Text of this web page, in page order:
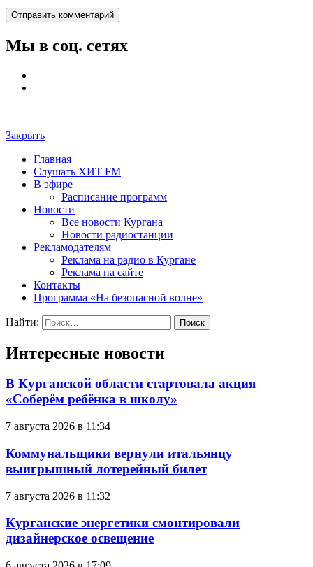
Мы в соц. сетях
Закрыть
Главная
Слушать ХИТ FM
В эфире
Расписание программ
Новости
Все новости Кургана
Новости радиостанции
Рекламодателям
Реклама на радио в Кургане
Реклама на сайте
Контакты
Программа «На безопасной волне»
Найти:
Интересные новости
В Курганской области стартовала акция
«Соберём ребёнка в школу»
7 августа 2026 в 11:34
Коммунальщики вернули итальянцу
выигрышный лотерейный билет
7 августа 2026 в 11:32
Курганские энергетики смонтировали
дизайнерское освещение